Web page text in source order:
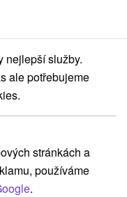
Lázně Sklené Teplice
Goethe
pobytu
nejlepší služby.
ale potřebujeme
stránkách a
používáme
.